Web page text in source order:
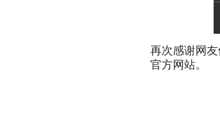
再次感谢网
官方网站。